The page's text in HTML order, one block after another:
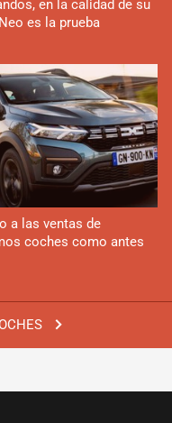
en la calidad de su
es la prueba
a las ventas de
coches como antes